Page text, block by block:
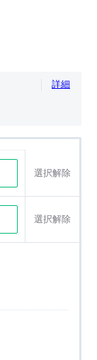
詳細
選択解除
選択解除